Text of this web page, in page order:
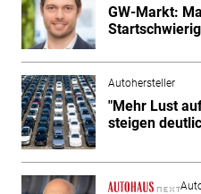
GW-Markt:
Autohersteller
"Mehr Lust
steigen